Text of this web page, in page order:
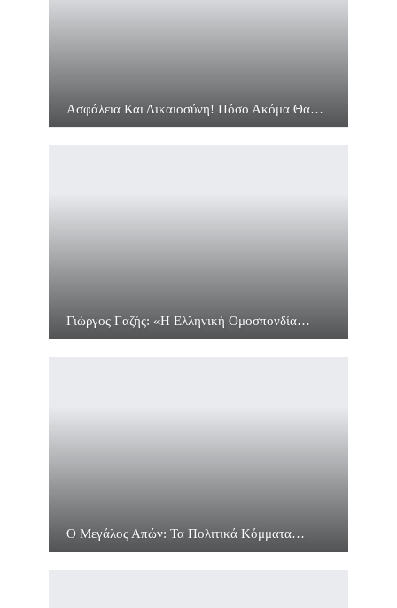
Ασφάλεια Και Δικαιοσύνη! Πόσο Ακόμα Θα…
Γιώργος Γαζής: «Η Ελληνική Ομοσπονδία…
Ο Μεγάλος Απών: Τα Πολιτικά Κόμματα…